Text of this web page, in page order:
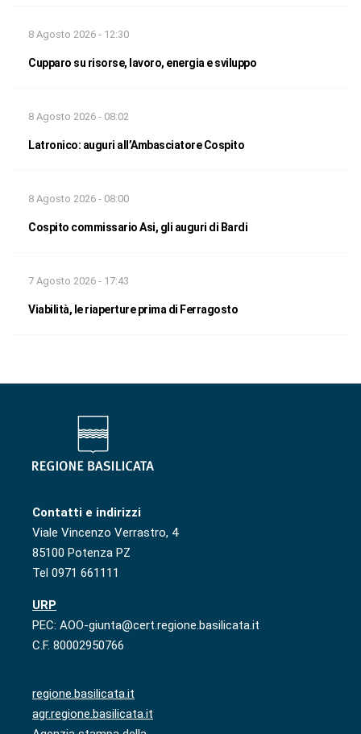
8 Agosto 2026 - 12:30
Cupparo su risorse, lavoro, energia e sviluppo
8 Agosto 2026 - 08:02
Latronico: auguri all’Ambasciatore Cospito
8 Agosto 2026 - 08:00
Cospito commissario Asi, gli auguri di Bardi
7 Agosto 2026 - 17:43
Viabilità, le riaperture prima di Ferragosto
Contatti e indirizzi
Viale Vincenzo Verrastro, 4
85100 Potenza PZ
Tel 0971 661111
URP
PEC: AOO-giunta@cert.regione.basilicata.it
C.F. 80002950766
regione.basilicata.it
agr.regione.basilicata.it